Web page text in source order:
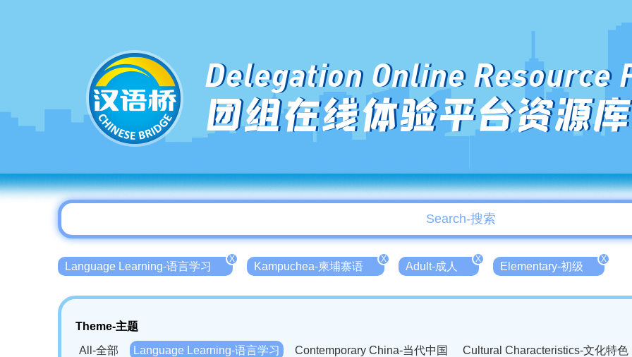
Delegation Online Resource
团组在线体验平台资源库
Language Learning-语言学习
X
Kampuchea-柬埔寨语
X
Adult-成人
X
Elementary-初级
X
Theme-主题
All-全部
Language Learning-语言学习 Contemporary China-当代中国 Cultural Characteristics-文化特色